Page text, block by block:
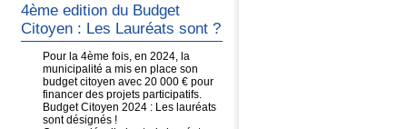
4ème edition du Budget
Citoyen : Les Lauréats sont ?
Pour la 4ème fois, en 2024, la
municipalité a mis en place son
budget citoyen avec 20 000 € pour
financer des projets participatifs.
Budget Citoyen 2024 : Les lauréats
sont désignés !